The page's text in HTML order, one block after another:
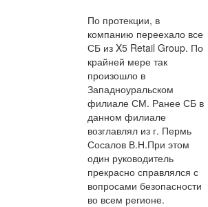
По протекции, в
компанию переехало все
СБ из X5 Retail Group. По
крайней мере так
произошло в
Западноуральском
филиале СМ. Ранее СБ в
данном филиале
возглавлял из г. Пермь
Сосалов В.Н.При этом
один руководитель
прекрасно справлялся с
вопросами безопасности
во всем регионе.